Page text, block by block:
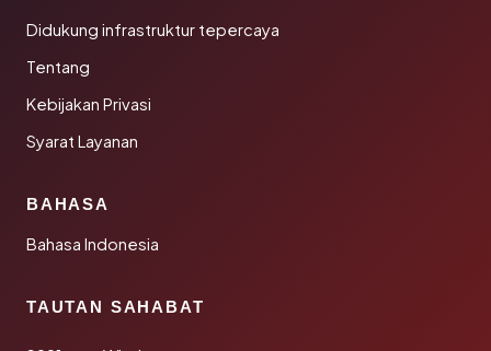
Didukung infrastruktur tepercaya
Tentang
Kebijakan Privasi
Syarat Layanan
BAHASA
Bahasa Indonesia
TAUTAN SAHABAT